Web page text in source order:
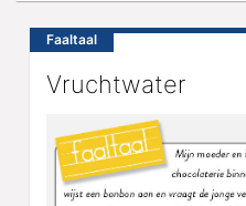
Faaltaal
Vruchtwater